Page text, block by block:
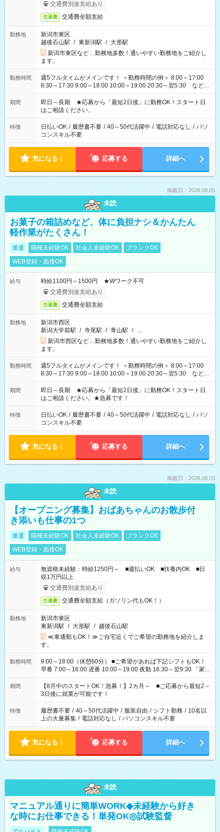
交通費別途支給あり
交通費 交通費全額支給
勤務地
新潟市東区
越後石山駅 / 東新潟駅 / 大形駅
新潟市東区など…勤務地多数！通いやすい勤務地をご紹介し
ます。
勤務時間
週5フルタイムがメインです！ ＜勤務時間の例＞ 8:00～17:00
8:30～17:30 9:00～18:00 10:00～19:00 20:30～翌5:30 など ★
その他にも勤務時間多数！ 日勤のみ、残業なし、交替制など
ご希望を教えてください！
期間
即日～長期 ★応募から「最短2日後」に勤務OK！スタート日
はご相談ください。
特徴 日払いOK / 履歴書不要 / 40～50代活躍中 / 電話対応なし / パソ
コンスキル不要
気になる！ 応募する 詳細へ
掲載日：2026.08.05
未読
お菓子の箱詰めなど、体に負担ナシ＆かんたん
軽作業がたくさん！
派遣 職種未経験OK 社会人未経験OK
ブランクOK
WEB登録・面接OK
給与
時給1100円～1500円 ★Wワーク不可
交通費別途支給あり
交通費 交通費全額支給
勤務地
新潟市西区
新潟大学前駅 / 寺尾駅 / 青山駅 / …
新潟市西区など…勤務地多数！通いやすい勤務地をご紹介し
ます。
勤務時間
週5フルタイムがメインです！ ＜勤務時間の例＞ 8:00～17:00
8:30～17:30 9:00～18:00 10:00～19:00 20:30～翌5:30 など ★
その他にも勤務時間多数！ 日勤のみ、残業なし、交替制など
ご希望を教えてください！
期間
即日～長期 ★応募から「最短2日後」に勤務OK！スタート日
はご相談ください。★急募です！
特徴 日払いOK / 履歴書不要 / 40～50代活躍中 / 電話対応なし / パソ
コンスキル不要
気になる！ 応募する 詳細へ
掲載日：2026.08.03
未読
【オープニング募集】おばあちゃんのお散歩付
き添いも仕事の1つ
派遣 職種未経験OK 社会人未経験OK
ブランクOK
WEB登録・面接OK
給与
無資格未経験：時給1250円～ ■週払いOK ■扶養内OK ■日
収1万円以上
交通費別途支給あり
交通費 交通費全額支給（ガソリン代もOK！）
勤務地
新潟市東区
東新潟駅 / 大形駅 / 越後石山駅
≪車通勤もOK！≫ご自宅近くでご希望の勤務地を紹介しま
す。
勤務時間
9:00～18:00（休憩60分） ■ご希望があれば下記シフトもOK！
早番 7:00～16:00 遅番 10:00～19:00 夜勤 16:30～翌9:30 「家族
と休みを合わせたい」 「余裕を持って夕飯の準備がしたい」
「できれば残業はしたくない」 など、ご希望を教えてください
ね。 ※Wワーク希望の方へ 今ご覧のお仕事で希望する勤務時間
と、もう1つのお仕事の勤務時間。 合計で週40時間を超える場
合は応募できません。
期間
【8月中のスタートOK！急募！】2カ月～ ■ご応募から最短2～
3日後に就業が可能です！
特徴 履歴書不要 / 40～50代活躍中 / 服装自由 / シフト勤務 / 10名以
上の大量募集 / 電話対応なし / パソコンスキル不要
気になる！ 応募する 詳細へ
未読
マニュアル通りに簡単WORK◆未経験から好き
な時にお仕事できる！単発OK◎試験監督